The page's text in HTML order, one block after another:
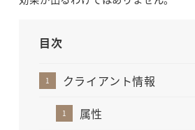
目次
クライアント情報
属性